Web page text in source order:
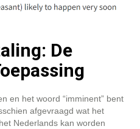
De
en het woord “imminent” bent
afgevraagd wat het
Nederlands kan worden